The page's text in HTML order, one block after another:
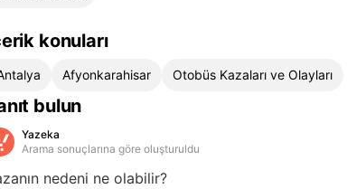
konuları
Afyonkarahisar Otobüs Kazaları ve Olayları
bulun
Yazeka
Arama sonuçlarına göre oluşturuldu
nedeni ne olabilir?